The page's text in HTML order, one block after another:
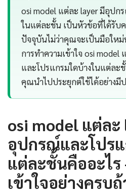
osi model แต่ละ layer มีอุปก
ในแต่ละชั้น เป็นหัวข้อที่ได้รับ
ปัจจุบันไม่ว่าคุณจะเป็นมือให
การทำความเข้าใจ osi
และโปรแกรมใดบ้างในแต่ละ
คุณนำไปประยุกต์ใช้ได้อย่างมี
osi model แต่ละ
อุปกรณ์และโปร
แต่ละชั้นคืออะไ
เข้าใจอย่างครบ